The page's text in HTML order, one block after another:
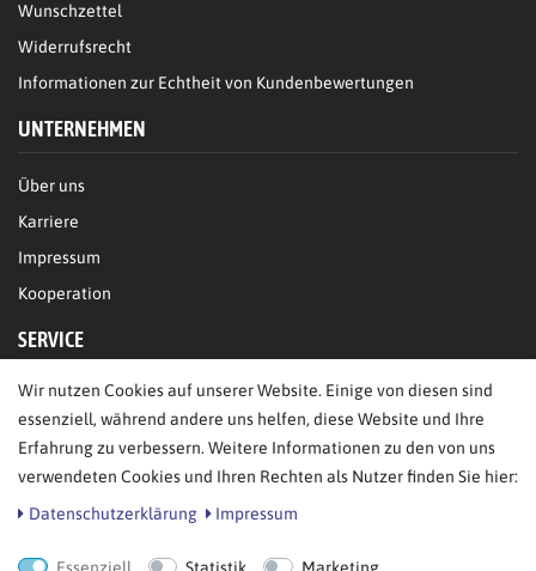
Wunschzettel
Widerrufsrecht
Informationen zur Echtheit von Kundenbewertungen
UNTERNEHMEN
Über uns
Karriere
Impressum
Kooperation
SERVICE
FAQ/Hilfe
Datenschutz
AGB
Wir nutzen Cookies auf unserer Website. Einige von diesen sind
essenziell, während andere uns helfen, diese Website und Ihre
Erfahrung zu verbessern. Weitere Informationen zu den von uns
verwendeten Cookies und Ihren Rechten als Nutzer finden Sie hier:
Daten­schutz­erklärung
Impressum